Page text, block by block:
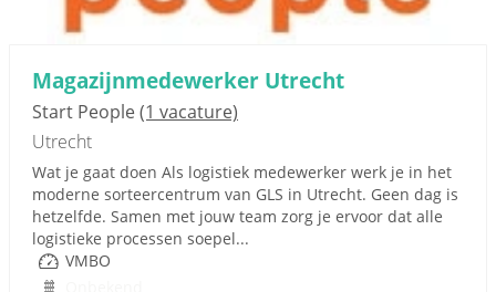
Magazijnmedewerker Utrecht
Start People(1 vacature)
Utrecht
Wat je gaat doen Als logistiek medewerker werk je in het
moderne sorteercentrum van GLS in Utrecht. Geen dag is
hetzelfde. Samen met jouw team zorg je ervoor dat alle
logistieke processen soepel...
VMBO